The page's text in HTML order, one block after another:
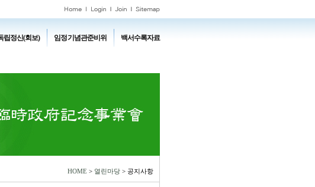
립정신(회보) 임정기념관준비위 백서수록자료
HOME > 열린마당 > 공지사항